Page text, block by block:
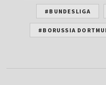
#BUNDESLIGA
#BORUSSIA